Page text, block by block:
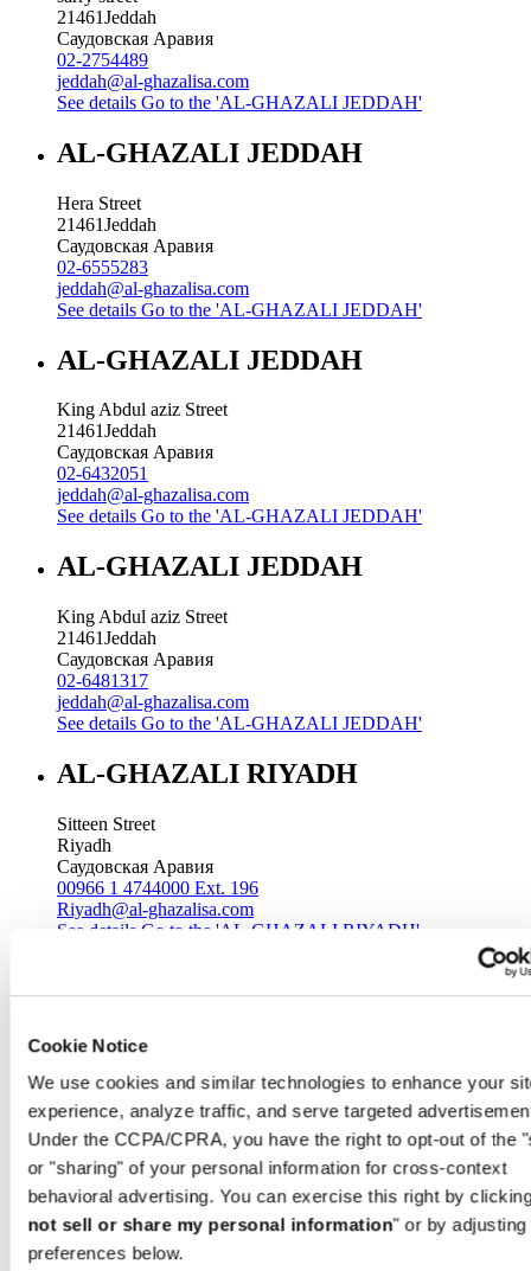
Cookie Notice
We use cookies and similar technologies to enhance your
experience, analyze traffic, and serve targeted
Under the CCPA/CPRA, you have the right to opt-out of the
or "sharing" of your personal information for cross-context
behavioral advertising. You can exercise this right by
not sell or share my personal information" or by adjusting
preferences below.
21461Jeddah
Саудовская Аравия
02-2754489
jeddah@al-ghazalisa.com
See details Go to the 'AL-GHAZALI JEDDAH'
AL-GHAZALI JEDDAH
Hera Street
21461Jeddah
Саудовская Аравия
02-6555283
jeddah@al-ghazalisa.com
See details Go to the 'AL-GHAZALI JEDDAH'
AL-GHAZALI JEDDAH
King Abdul aziz Street
21461Jeddah
Саудовская Аравия
02-6432051
jeddah@al-ghazalisa.com
See details Go to the 'AL-GHAZALI JEDDAH'
AL-GHAZALI JEDDAH
King Abdul aziz Street
21461Jeddah
Саудовская Аравия
02-6481317
jeddah@al-ghazalisa.com
See details Go to the 'AL-GHAZALI JEDDAH'
AL-GHAZALI RIYADH
Sitteen Street
Riyadh
Саудовская Аравия
00966 1 4744000 Ext. 196
Riyadh@al-ghazalisa.com
See details Go to the 'AL-GHAZALI RIYADH'
Riyadh
Саудовская Аравия
00966 1 4032968
Riyadh@al-ghazalisa.com
See detailsGo to the 'AL-GHAZALI RIYADH'
AL-GHAZALI RIYADH
Olaya
Riyadh